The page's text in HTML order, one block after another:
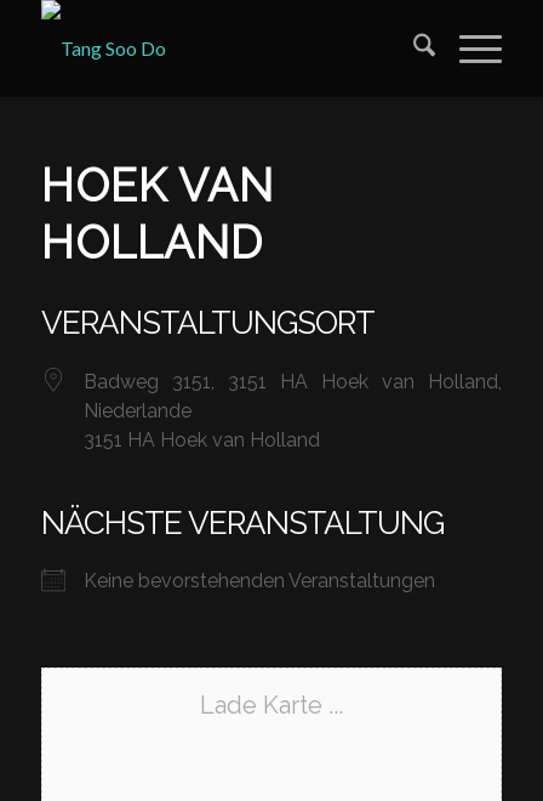
HOEK VAN
HOLLAND
VERANSTALTUNGSORT
Badweg 3151, 3151 HA Hoek van Holland,
Niederlande
3151 HA Hoek van Holland
NÄCHSTE VERANSTALTUNG
Keine bevorstehenden Veranstaltungen
Lade Karte ...